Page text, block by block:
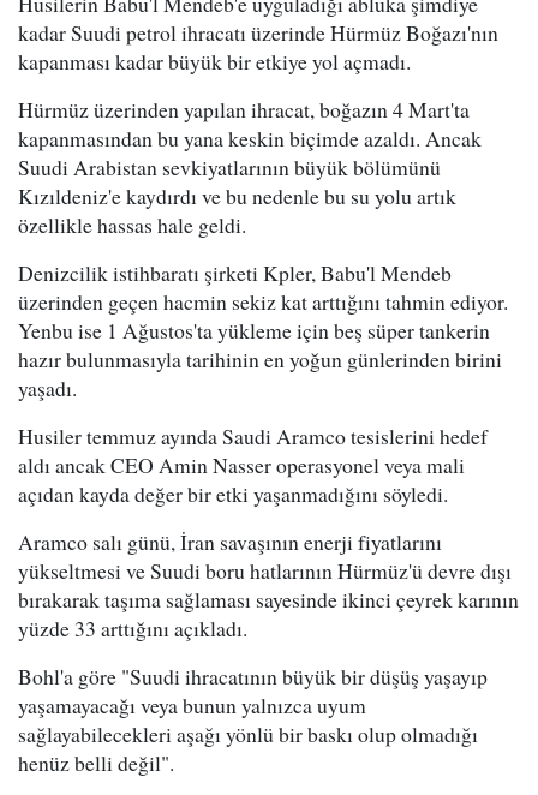
kadar Suudi petrol ihracatı üzerinde Hürmüz Boğazı'nın
kapanması kadar büyük bir etkiye yol açmadı.
Hürmüz üzerinden yapılan ihracat, boğazın 4 Mart'ta
kapanmasından bu yana keskin biçimde azaldı. Ancak
Suudi Arabistan sevkiyatlarının büyük bölümünü
Kızıldeniz'e kaydırdı ve bu nedenle bu su yolu artık
özellikle hassas hale geldi.
Denizcilik istihbaratı şirketi Kpler, Babu'l Mendeb
üzerinden geçen hacmin sekiz kat arttığını tahmin ediyor.
Yenbu ise 1 Ağustos'ta yükleme için beş süper tankerin
hazır bulunmasıyla tarihinin en yoğun günlerinden birini
yaşadı.
Husiler temmuz ayında Saudi Aramco tesislerini hedef
aldı ancak CEO Amin Nasser operasyonel veya mali
açıdan kayda değer bir etki yaşanmadığını söyledi.
Aramco salı günü, İran savaşının enerji fiyatlarını
yükseltmesi ve Suudi boru hatlarının Hürmüz'ü devre dışı
bırakarak taşıma sağlaması sayesinde ikinci çeyrek karının
yüzde 33 arttığını açıkladı.
Bohl'a göre "Suudi ihracatının büyük bir düşüş yaşayıp
yaşamayacağı veya bunun yalnızca uyum
sağlayabilecekleri aşağı yönlü bir baskı olup olmadığı
henüz belli değil".